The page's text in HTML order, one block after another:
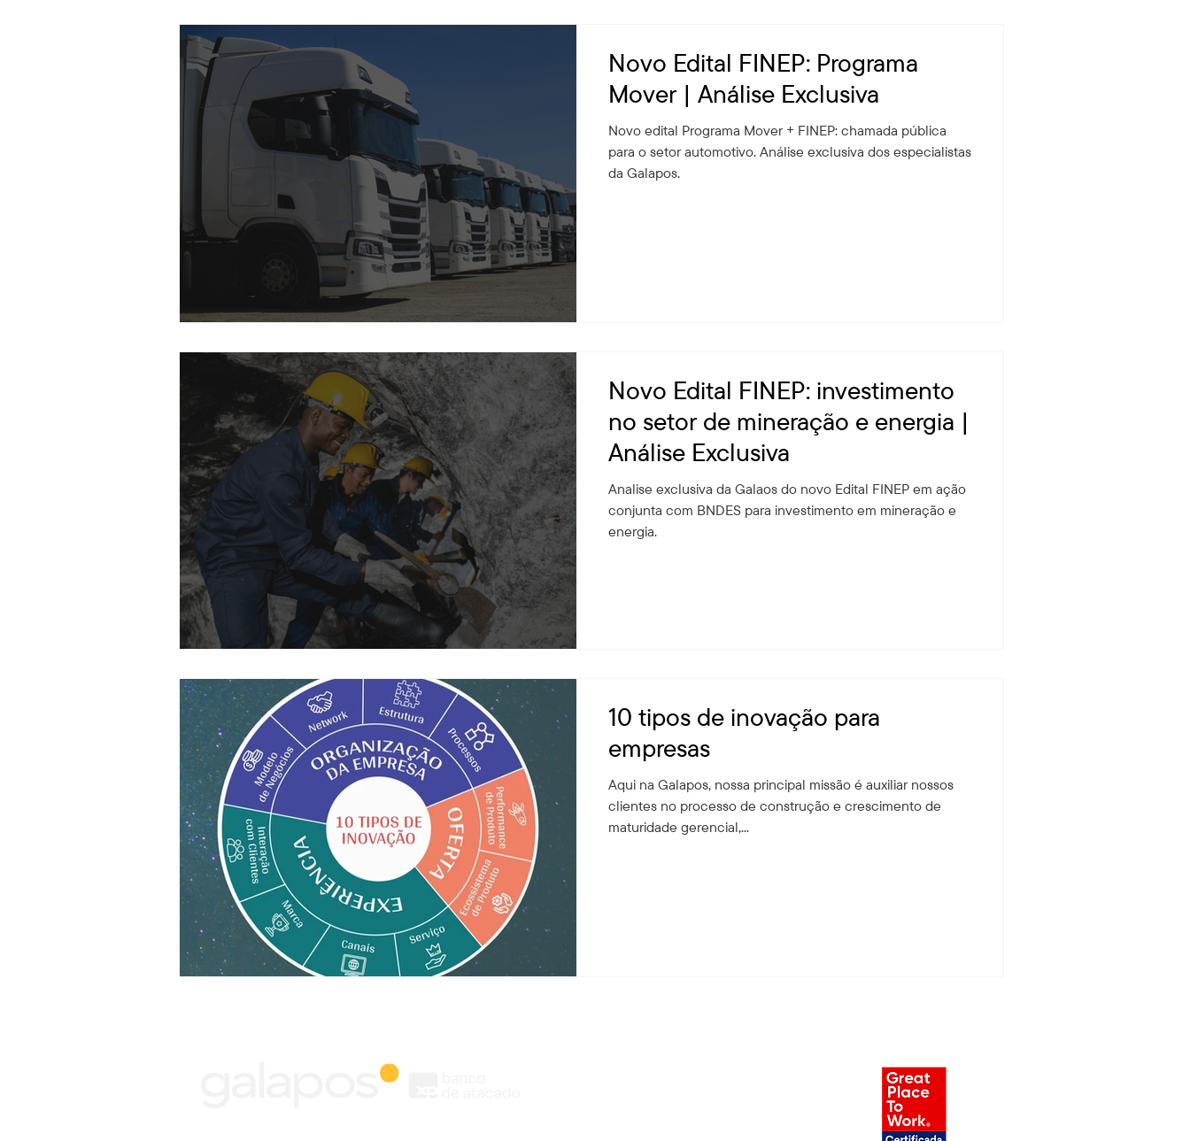
Novo Edital FINEP: Programa
Mover | Análise Exclusiva
Novo edital Programa Mover + FINEP: chamada pública
para o setor automotivo. Análise exclusiva dos especialistas
da Galapos.
Novo Edital FINEP: investimento
no setor de mineração e energia |
Análise Exclusiva
Analise exclusiva da Galaos do novo Edital FINEP em ação
conjunta com BNDES para investimento em mineração e
energia.
10 tipos de inovação para
empresas
Aqui na Galapos, nossa principal missão é auxiliar nossos
clientes no processo de construção e crescimento de
maturidade gerencial,...